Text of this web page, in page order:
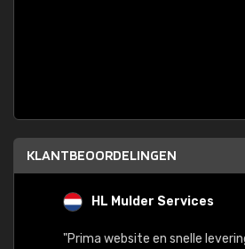
KLANTBEOORDELINGEN
HL Mulder Services
"Prima website en snelle